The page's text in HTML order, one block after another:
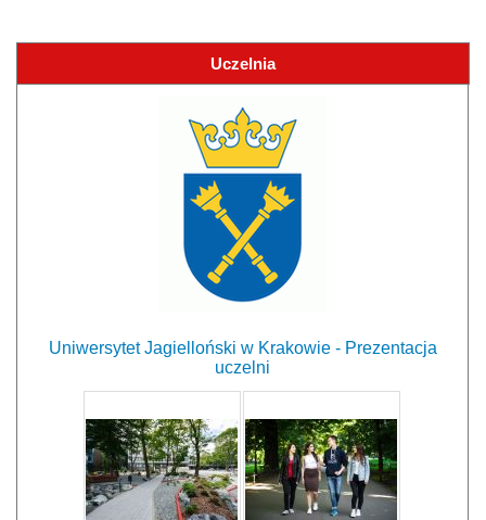
Uczelnia
Uniwersytet Jagielloński w Krakowie - Prezentacja
uczelni